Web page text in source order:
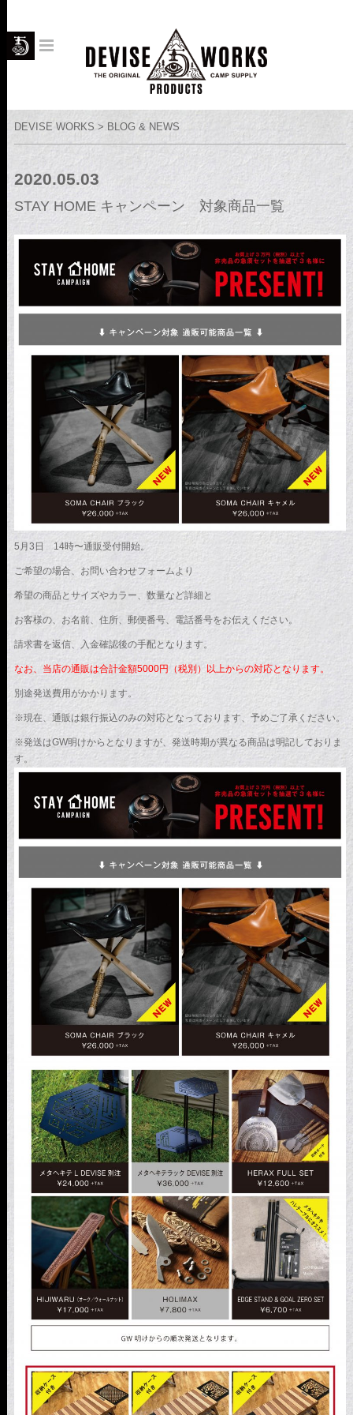
DEVISE WORKS > BLOG & NEWS
2020.05.03
STAY HOME キャンペーン 対象商品一覧
5月3日 14時〜通販受付開始。
ご希望の場合、お問い合わせフォームより
希望の商品とサイズやカラー、数量など詳細と
お客様の、お名前、住所、郵便番号、電話番号をお伝えください。
請求書を返信、入金確認後の手配となります。
なお、当店の通販は合計金額5000円（税別）以上からの対応となります。
別途発送費用がかかります。
※現在、通販は銀行振込のみの対応となっております、予めご了承ください。
※発送はGW明けからとなりますが、発送時期が異なる商品は明記しておりま
す。